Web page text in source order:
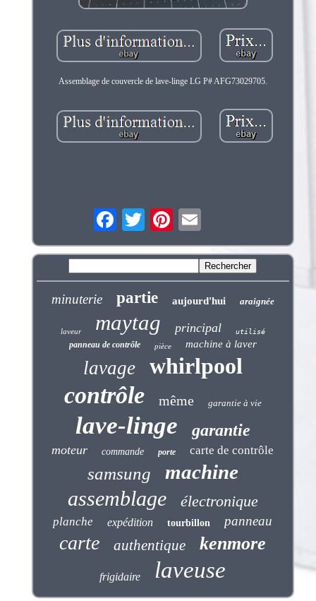
Assemblage de couvercle de lave-linge LG P# AFG73029705.
minuterie partie aujourd'hui araignée
laveur maytag principal utilisé
panneau de contrôle pièce machine à laver
lavage whirlpool
contrôle même garantie à vie
lave-linge garantie
moteur commande porte carte de contrôle
samsung machine
assemblage électronique
planche expédition tourbillon panneau
carte authentique kenmore
frigidaire laveuse